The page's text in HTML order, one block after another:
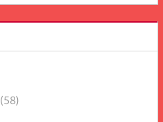
(58)